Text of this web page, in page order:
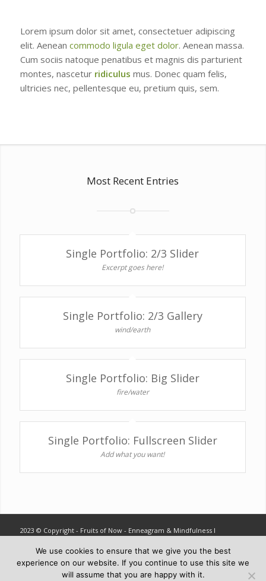
Lorem ipsum dolor sit amet, consectetuer adipiscing
elit. Aenean commodo ligula eget dolor. Aenean massa.
Cum sociis natoque penatibus et magnis dis parturient
montes, nascetur ridiculus mus. Donec quam felis,
ultricies nec, pellentesque eu, pretium quis, sem.
Most Recent Entries
Single Portfolio: 2/3 Slider
Excerpt goes here!
Single Portfolio: 2/3 Gallery
wind/earth
Single Portfolio: Big Slider
fire/water
Single Portfolio: Fullscreen Slider
Add what you want!
2023 © Copyright - Fruits of Now - Enneagram & Mindfulness ǀ
We use cookies to ensure that we give you the best
experience on our website. If you continue to use this site we
will assume that you are happy with it.